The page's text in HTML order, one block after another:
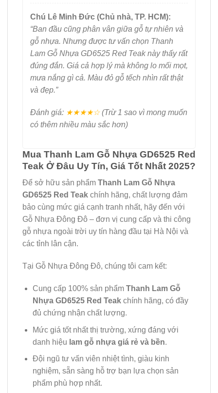
Chú Lê Minh Đức (Chủ nhà, TP. HCM):
“Ban đầu cũng phân vân giữa gỗ tự nhiên và
gỗ nhựa. Nhưng được tư vấn chọn Thanh
Lam Gỗ Nhựa GD6525 Red Teak này thấy rất
đúng đắn. Giá cả hợp lý mà không lo mối mọt,
mưa nắng gì cả. Màu đỏ gỗ tếch nhìn rất thật
và đẹp.”
Đánh giá: ★★★★☆(Trừ 1 sao vì mong muốn
có thêm nhiều màu sắc hơn)
Mua Thanh Lam Gỗ Nhựa GD6525 Red
Teak Ở Đâu Uy Tín, Giá Tốt Nhất 2025?
Để sở hữu sản phẩm Thanh Lam Gỗ Nhựa
GD6525 Red Teak chính hãng, chất lượng đảm
bảo cùng mức giá cạnh tranh nhất, hãy đến với
Gỗ Nhựa Đông Đô – đơn vị cung cấp và thi công
gỗ nhựa ngoài trời uy tín hàng đầu tại Hà Nội và
các tỉnh lân cận.
Tại Gỗ Nhựa Đông Đô, chúng tôi cam kết:
Cung cấp 100% sản phẩm Thanh Lam Gỗ
Nhựa GD6525 Red Teakchính hãng, có đầy
đủ chứng nhận chất lượng.
Mức giá tốt nhất thị trường, xứng đáng với
danh hiệu lam gỗ nhựa giá rẻ và bền.
Đội ngũ tư vấn viên nhiệt tình, giàu kinh
nghiệm, sẵn sàng hỗ trợ bạn lựa chọn sản
phẩm phù hợp nhất.